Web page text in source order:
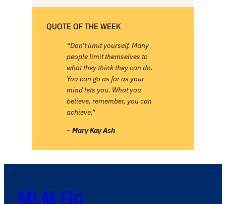
QUOTE OF THE WEEK
“Don’t limit yourself. Many
people limit themselves to
what they think they can do.
You can go as far as your
mind lets you. What you
believe, remember, you can
achieve.”
~Mary Kay Ash
MLM Go